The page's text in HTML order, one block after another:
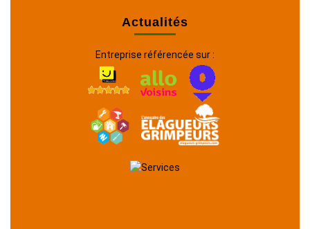
Actualités
Entreprise référencée sur :